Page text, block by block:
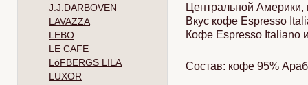
J.J.DARBOVEN
LAVAZZA
LEBO
LE CAFE
LöFBERGS LILA
LUXOR
Центральной Америки,
Вкус кофе Espresso
Кофе Espresso Italiano
Состав: кофе 95%